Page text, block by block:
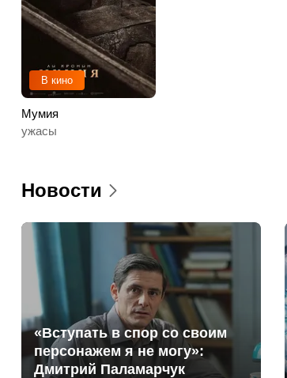
В кино
Мумия
ужасы
Новости
«Вступать в спор со своим
персонажем я не могу»:
Дмитрий Паламарчук